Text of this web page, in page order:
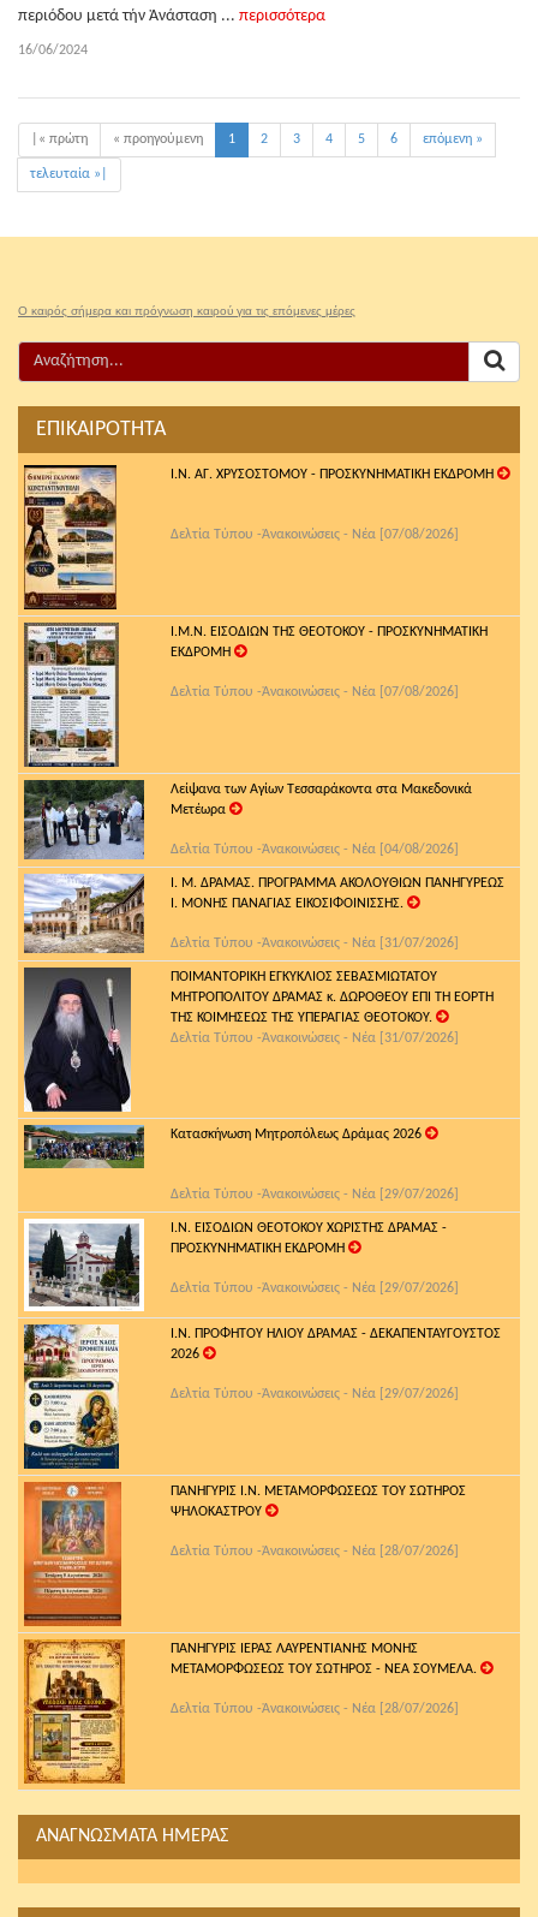
περιόδου μετά τήν Ἀνάσταση ... περισσότερα
16/06/2024
|« πρώτη « προηγούμενη 1 2 3 4 5 6 επόμενη »
τελευταία »|
Ο καιρός σήμερα και πρόγνωση καιρού για τις επόμενες μέρες
ΕΠΙΚΑΙΡΟΤΗΤΑ
Ι.Ν. ΑΓ. ΧΡΥΣΟΣΤΟΜΟΥ - ΠΡΟΣΚΥΝΗΜΑΤΙΚΗ ΕΚΔΡΟΜΗ
Δελτία Τύπου -Ἀνακοινώσεις - Νέα [07/08/2026]
Ι.Μ.Ν. ΕΙΣΟΔΙΩΝ ΤΗΣ ΘΕΟΤΟΚΟΥ - ΠΡΟΣΚΥΝΗΜΑΤΙΚΗ
ΕΚΔΡΟΜΗ
Δελτία Τύπου -Ἀνακοινώσεις - Νέα [07/08/2026]
Λείψανα των Αγίων Τεσσαράκοντα στα Μακεδονικά
Μετέωρα
Δελτία Τύπου -Ἀνακοινώσεις - Νέα [04/08/2026]
Ι. Μ. ΔΡΑΜΑΣ. ΠΡΟΓΡΑΜΜΑ ΑΚΟΛΟΥΘΙΩΝ ΠΑΝΗΓΥΡΕΩΣ
Ι. ΜΟΝΗΣ ΠΑΝΑΓΙΑΣ ΕΙΚΟΣΙΦΟΙΝΙΣΣΗΣ.
Δελτία Τύπου -Ἀνακοινώσεις - Νέα [31/07/2026]
ΠΟΙΜΑΝΤΟΡΙΚΗ ΕΓΚΥΚΛΙΟΣ ΣΕΒΑΣΜΙΩΤΑΤΟΥ
ΜΗΤΡΟΠΟΛΙΤΟΥ ΔΡΑΜΑΣ κ. ΔΩΡΟΘΕΟΥ ΕΠΙ ΤΗ ΕΟΡΤΗ
ΤΗΣ ΚΟΙΜΗΣΕΩΣ ΤΗΣ ΥΠΕΡΑΓΙΑΣ ΘΕΟΤΟΚΟΥ.
Δελτία Τύπου -Ἀνακοινώσεις - Νέα [31/07/2026]
Κατασκήνωση Μητροπόλεως Δράμας 2026
Δελτία Τύπου -Ἀνακοινώσεις - Νέα [29/07/2026]
Ι.Ν. ΕΙΣΟΔΙΩΝ ΘΕΟΤΟΚΟΥ ΧΩΡΙΣΤΗΣ ΔΡΑΜΑΣ -
ΠΡΟΣΚΥΝΗΜΑΤΙΚΗ ΕΚΔΡΟΜΗ
Δελτία Τύπου -Ἀνακοινώσεις - Νέα [29/07/2026]
Ι.Ν. ΠΡΟΦΗΤΟΥ ΗΛΙΟΥ ΔΡΑΜΑΣ - ΔΕΚΑΠΕΝΤΑΥΓΟΥΣΤΟΣ
2026
Δελτία Τύπου -Ἀνακοινώσεις - Νέα [29/07/2026]
ΠΑΝΗΓΥΡΙΣ Ι.Ν. ΜΕΤΑΜΟΡΦΩΣΕΩΣ ΤΟΥ ΣΩΤΗΡΟΣ
ΨΗΛΟΚΑΣΤΡΟΥ
Δελτία Τύπου -Ἀνακοινώσεις - Νέα [28/07/2026]
ΠΑΝΗΓΥΡΙΣ ΙΕΡΑΣ ΛΑΥΡΕΝΤΙΑΝΗΣ ΜΟΝΗΣ
ΜΕΤΑΜΟΡΦΩΣΕΩΣ ΤΟΥ ΣΩΤΗΡΟΣ - ΝΕΑ ΣΟΥΜΕΛΑ.
Δελτία Τύπου -Ἀνακοινώσεις - Νέα [28/07/2026]
ΑΝΑΓΝΩΣΜΑΤΑ ΗΜΕΡΑΣ